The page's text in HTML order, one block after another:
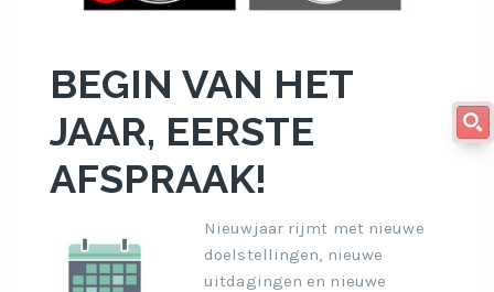
BEGIN VAN HET
JAAR, EERSTE
AFSPRAAK!
Nieuwjaar rijmt met nieuwe
doelstellingen, nieuwe
uitdagingen en nieuwe